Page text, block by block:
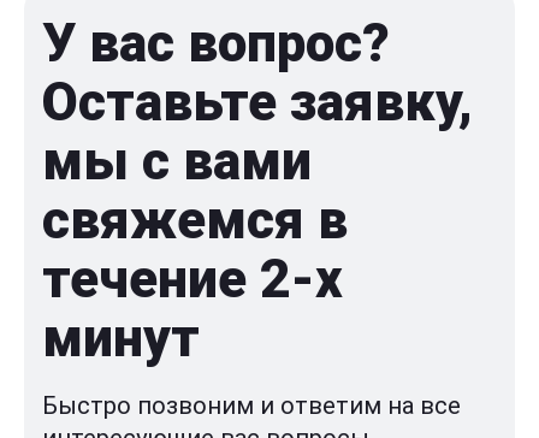
У вас вопрос?
Оставьте заявку,
мы с вами
свяжемся в
течение 2-x
минут
Быстро позвоним и ответим на все